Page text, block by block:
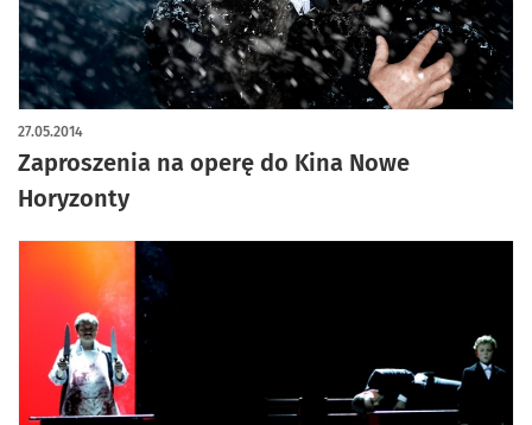
Zaproszenia na operę do Kina Nowe
Horyzonty
27.05.2014